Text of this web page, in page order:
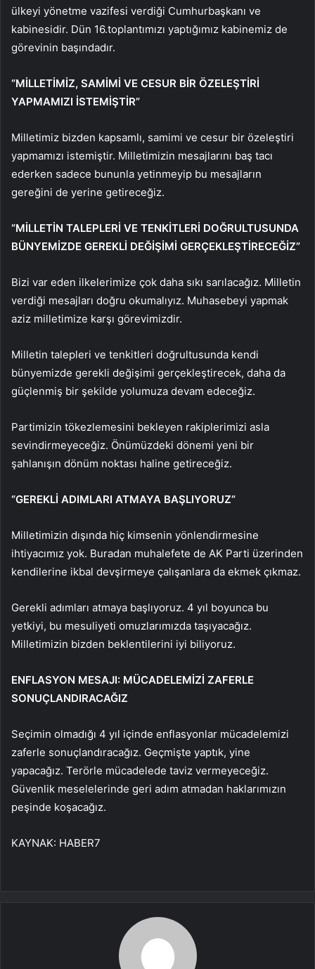
ülkeyi yönetme vazifesi verdiği Cumhurbaşkanı ve
kabinesidir. Dün 16.toplantımızı yaptığımız kabinemiz de
görevinin başındadır.
“MİLLETİMİZ, SAMİMİ VE CESUR BİR ÖZELEŞTİRİ
YAPMAMIZI İSTEMİŞTİR”
Milletimiz bizden kapsamlı, samimi ve cesur bir özeleştiri
yapmamızı istemiştir. Milletimizin mesajlarını baş tacı
ederken sadece bununla yetinmeyip bu mesajların
gereğini de yerine getireceğiz.
“MİLLETİN TALEPLERİ VE TENKİTLERİ DOĞRULTUSUNDA
BÜNYEMİZDE GEREKLİ DEĞİŞİMİ GERÇEKLEŞTİRECEĞİZ”
Bizi var eden ilkelerimize çok daha sıkı sarılacağız. Milletin
verdiği mesajları doğru okumalıyız. Muhasebeyi yapmak
aziz milletimize karşı görevimizdir.
Milletin talepleri ve tenkitleri doğrultusunda kendi
bünyemizde gerekli değişimi gerçekleştirecek, daha da
güçlenmiş bir şekilde yolumuza devam edeceğiz.
Partimizin tökezlemesini bekleyen rakiplerimizi asla
sevindirmeyeceğiz. Önümüzdeki dönemi yeni bir
şahlanışın dönüm noktası haline getireceğiz.
“GEREKLİ ADIMLARI ATMAYA BAŞLIYORUZ”
Milletimizin dışında hiç kimsenin yönlendirmesine
ihtiyacımız yok. Buradan muhalefete de AK Parti üzerinden
kendilerine ikbal devşirmeye çalışanlara da ekmek çıkmaz.
Gerekli adımları atmaya başlıyoruz. 4 yıl boyunca bu
yetkiyi, bu mesuliyeti omuzlarımızda taşıyacağız.
Milletimizin bizden beklentilerini iyi biliyoruz.
ENFLASYON MESAJI: MÜCADELEMİZİ ZAFERLE
SONUÇLANDIRACAĞIZ
Seçimin olmadığı 4 yıl içinde enflasyonlar mücadelemizi
zaferle sonuçlandıracağız. Geçmişte yaptık, yine
yapacağız. Terörle mücadelede taviz vermeyeceğiz.
Güvenlik meselelerinde geri adım atmadan haklarımızın
peşinde koşacağız.
KAYNAK: HABER7